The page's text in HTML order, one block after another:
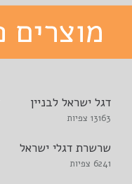
דגל ישראל לבניין
13163 צפיות
שרשרת דגלי ישראל
6241 צפיות